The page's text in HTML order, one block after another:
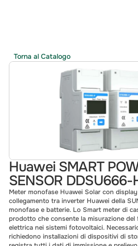
Huawei SMART
SENSOR DDSU666-
Meter monofase Huawei Solar con
collegamento tra inverter Huawei della
monofase e batterie. Lo Smart meter di
prodotto che consente la misurazione del
elettrica nei sistemi fotovoltaici.
richiedono installazioni di dispositivi di
Torna al Catalogo